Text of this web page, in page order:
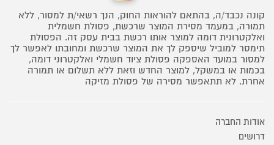
קונה נכבד/ה, בהתאם להוראות החוק, הנך רשאי/ת למסור, ללא
תמורה, במעמד מסירת המוצר שרכשת, פסולת חשמלית
ואלקטרונית דומה למוצר אותו רכשת בבית עסק זה. הפסולת
תימסר למוביל שיספק לך את המוצר שרכשת ומחובתו לאפשר לך
למסור במועד האספקה פסולת ציוד חשמלי ואלקטרוני דומה,
בכמות או במשקל, למוצר החדש וזאת ללא תשלום או תמורה
אחרת. לא תתאפשר מסירה של פסולת מזיקה
אודות החברה
דרושים